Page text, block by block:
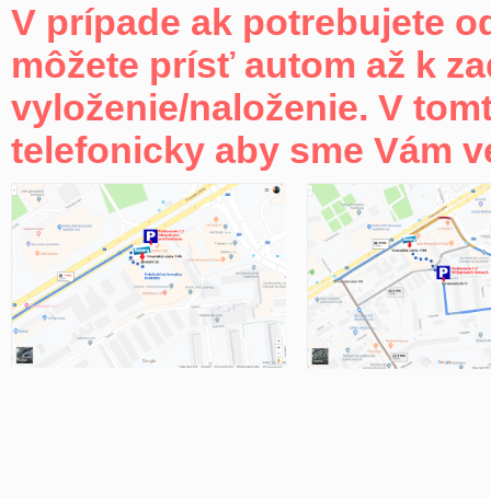
V prípade ak potrebujete
môžete prísť autom až k
vyloženie/naloženie. V
telefonicky aby sme Vám